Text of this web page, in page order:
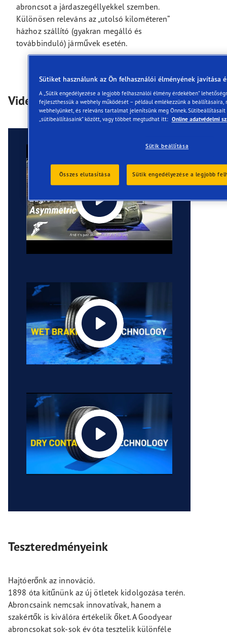
abroncsot a járdaszegéllyekkel szemben.
Különösen releváns az „utolsó kilométeren”
házhoz szállító (gyakran megálló és
továbbinduló) járművek esetén.
Videók
Teszteredményeink
Hajtóerőnk az innováció.
1898 óta kitűnünk az új ötletek kidolgozása terén.
Abroncsaink nemcsak innovatívak, hanem a
szakértők is kiválóra értékelik őket. A Goodyear
abroncsokat sok-sok év óta tesztelik különféle
Sütiket használunk az Ön felhasználói élményének javítása
A „Sütik engedélyezése a legjobb felhasználói élmény érdekében”
fejleszthessük a webhely működését – például emlékezzünk a beállításaira,
webhelyünket, és releváns tartalmat jelenítsünk meg Önnek.
„sütibeállításaink” között, vagy többet megtudhat itt: Online adatvédelmi
Sütik beállítása
Összes elutasítása Sütik engedélyezése a legjobb